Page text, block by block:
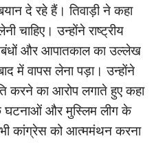
देरहेहैं। तिवाड़ीनेकहा
चाहिए। उन्होंनेराष्ट्रीय
औरआपातकालकाउल्लेख
मेंवापसलेनापड़ा। उन्होंने
करनेकाआरोपलगातेहुएकहा
घटनाओंऔरमुस्लिमलीगके
भीकांग्रेसकोआत्ममंथनकरना